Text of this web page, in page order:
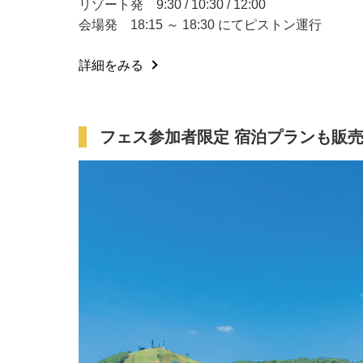
リゾート発 9:30 / 10:30 / 12:00
会場発 18:15 ～ 18:30 にてピストン運行
詳細をみる
フェス参加者限定 宿泊プランも販